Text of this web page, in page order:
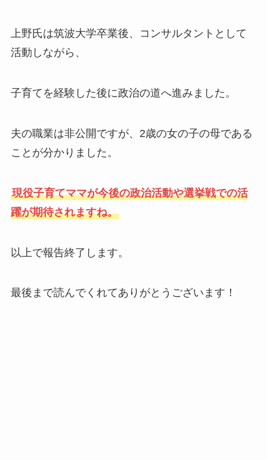
上野氏は筑波大学卒業後、コンサルタントとして
活動しながら、
子育てを経験した後に政治の道へ進みました。
夫の職業は非公開ですが、2歳の女の子の母である
ことが分かりました。
現役子育てママが今後の政治活動や選挙戦での活
躍が期待されますね。
以上で報告終了します。
最後まで読んでくれてありがとうございます！